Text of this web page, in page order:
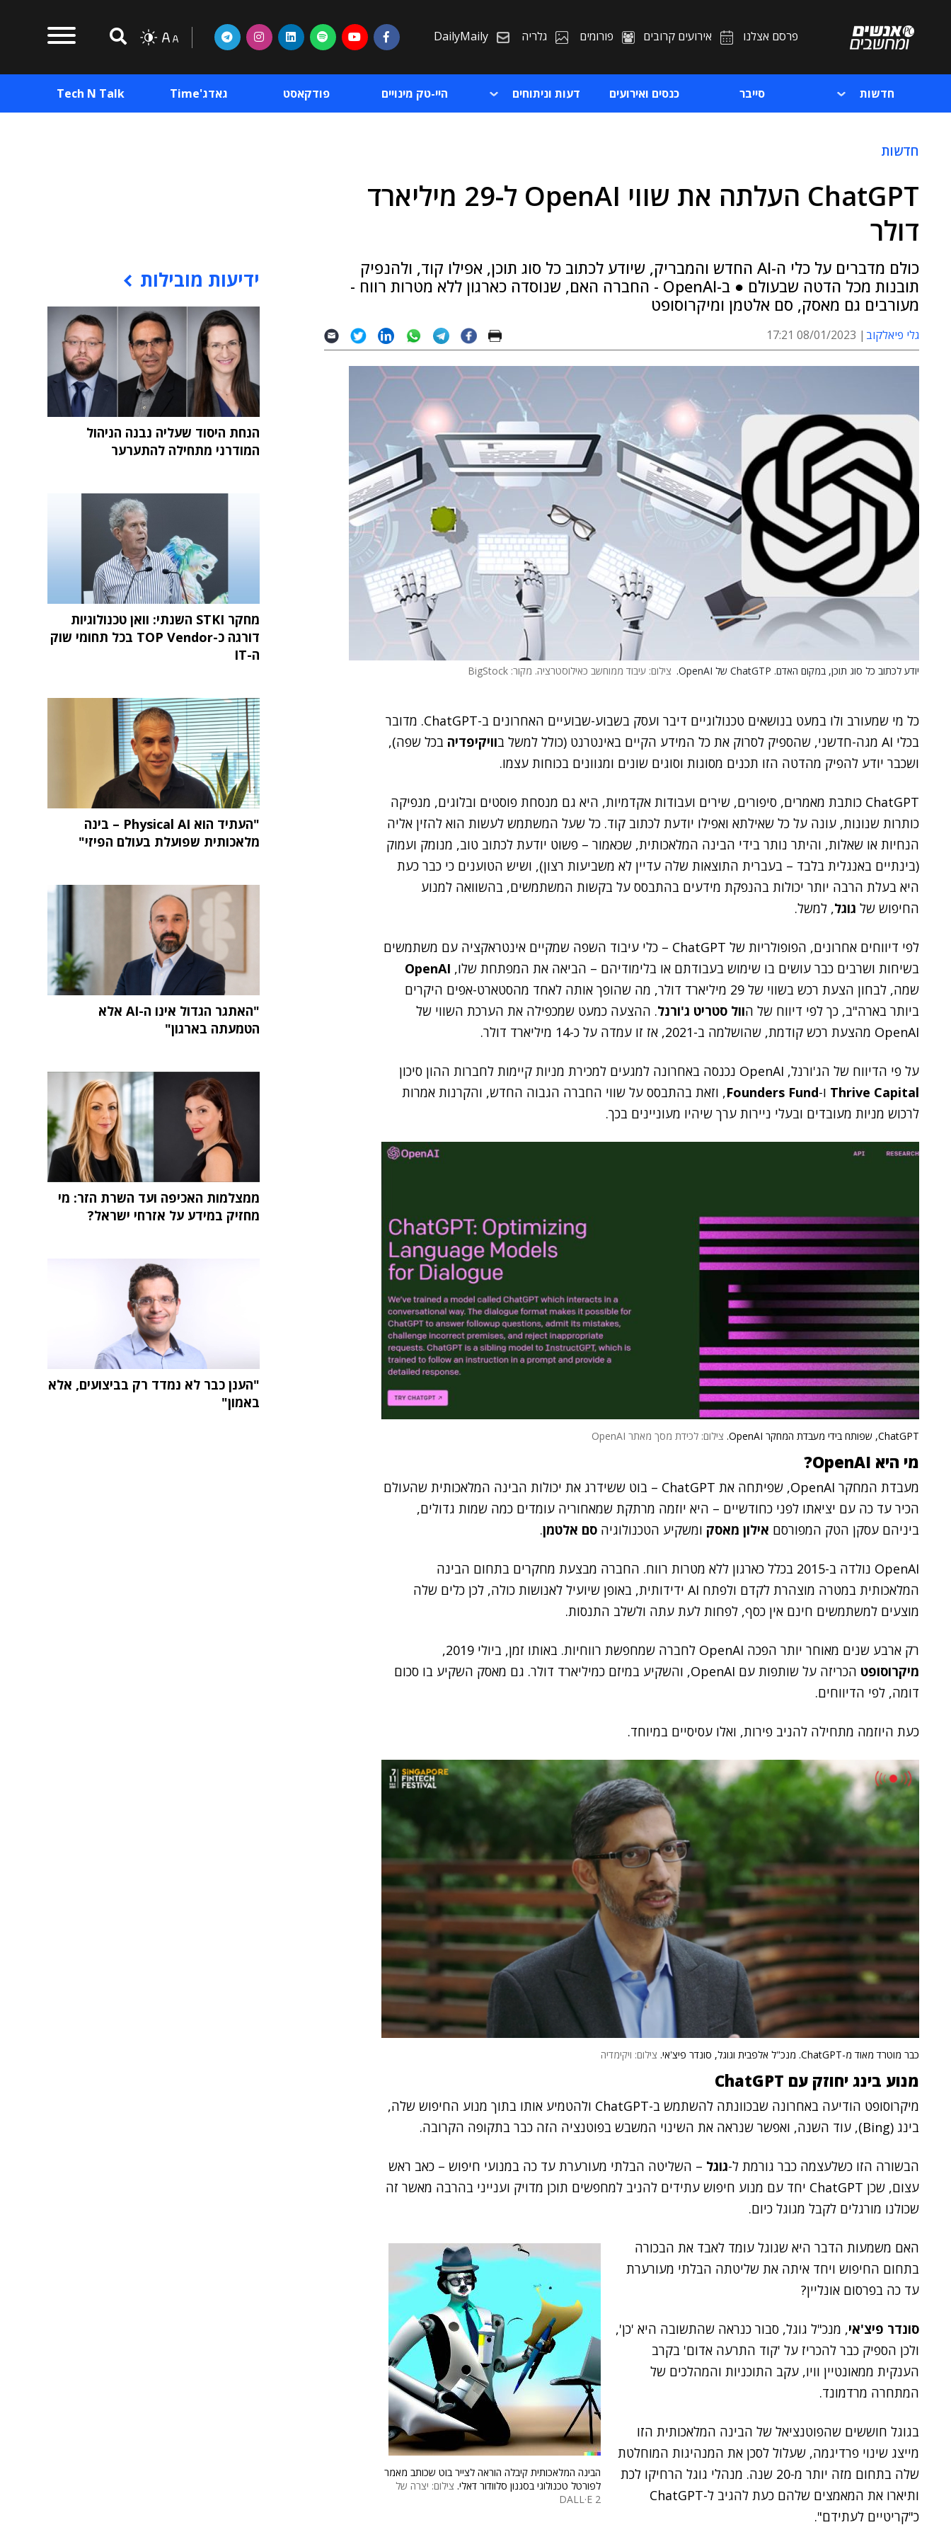
פרסם אצלנו אירועים קרובים פורומים גלריה DailyMaily
חדשות סייבר כנסים ואירועים דעות וניתוחים היי-טק מינויים פודקאסט גאדג'Time Tech N Talk
חדשות
ChatGPT העלתה את שווי OpenAI ל-29 מיליארד
דולר
כולם מדברים על כלי ה-AI החדש והמבריק, שיודע לכתוב כל סוג תוכן, אפילו קוד, ולהנפיק
תובנות מכל הדטה שבעולם ● ב-OpenAI - החברה האם, שנוסדה כארגון ללא מטרות רווח -
מעורבים גם מאסק, סם אלטמן ומיקרוסופט
גלי פיאלקוב 08/01/2023 17:21
יודע לכתוב כל סוג תוכן, במקום האדם. ChatGTP של OpenAI. צילום: עיבוד ממוחשב כאילוסטרציה. מקור: BigStock
כל מי שמעורב ולו במעט בנושאים טכנולוגיים דיבר ועסק בשבוע-שבועיים האחרונים ב-ChatGPT. מדובר
בכלי AI מגה-חדשני, שהספיק לסרוק את כל המידע הקיים באינטרנט (כולל למשל ב
וויקיפדיה בכל שפה),
ושכבר יודע להפיק מהדטה הזו תכנים מסוגות וסוגים שונים ומגוונים בכוחות עצמו.
ChatGPT כותבת מאמרים, סיפורים, שירים ועבודות אקדמיות, היא גם מנסחת פוסטים ובלוגים, מנפיקה
כותרות שנונות, עונה על כל שאילתא ואפילו יודעת לכתוב קוד. כל שעל המשתמש לעשות הוא להזין אליה
הנחיות או שאלות, והיתר נותר בידי הבינה המלאכותית, שכאמור – פשוט יודעת לכתוב טוב, מנומק ועמוק
(בינתיים באנגלית בלבד – בעברית התוצאות שלה עדיין לא משביעות רצון), ושיש הטוענים כי כבר כעת
היא בעלת הרבה יותר יכולות בהנפקת מידעים בהתבסס על בקשות המשתמשים, בהשוואה למנוע
החיפוש של גוגל, למשל.
לפי דיווחים אחרונים, הפופולריות של ChatGPT – כלי עיבוד השפה שמקיים אינטראקציה עם משתמשים
בשיחות ושרבים כבר עושים בו שימוש בעבודתם או בלימודיהם – הביאה את המפתחת שלו, OpenAI
שמה, לבחון הצעת רכש בשווי של 29 מיליארד דולר, מה שהופך אותה לאחד מהסטארט-אפים היקרים
ביותר בארה"ב, כך לפי דיווח של הוול סטריט ג'ורנל. ההצעה כמעט שמכפילה את הערכת השווי של
OpenAI מהצעת רכש קודמת, שהושלמה ב-2021, אז זו עמדה על כ-14 מיליארד דולר.
על פי הדיווח של הג'ורנל, OpenAI נכנסה באחרונה למגעים למכירת מניות קיימות לחברות ההון סיכון
Thrive Capital ו-Founders Fund, וזאת בהתבסס על שווי החברה הגבוה החדש, והקרנות אמרות
לרכוש מניות מעובדים ובעלי ניירות ערך שיהיו מעוניינים בכך.
ChatGPT, שפותח בידי מעבדת המחקר OpenAI. צילום: לכידת מסך מאתר OpenAI
מי היא OpenAI?
מעבדת המחקר OpenAI, שפיתחה את ChatGPT – בוט ששידרג את יכולות הבינה המלאכותית שהעולם
הכיר עד כה עם יציאתו לפני כחודשיים – היא יוזמה מרתקת שמאחוריה עומדים כמה שמות גדולים,
ביניהם עסקן הטק המפורסם אילון מאסק ומשקיע הטכנולוגיה סם אלטמן.
OpenAI נולדה ב-2015 בכלל כארגון ללא מטרות רווח. החברה מבצעת מחקרים בתחום הבינה
המלאכותית במטרה מוצהרת לקדם ולפתח AI ידידותית, באופן שיועיל לאנושות כולה, לכן כלים שלה
מוצעים למשתמשים חינם אין כסף, לפחות לעת עתה ולשלב התנסות.
רק ארבע שנים מאוחר יותר הפכה OpenAI לחברה שמחפשת רווחיות. באותו זמן, ביולי 2019,
מיקרוסופט
הכריזה על שותפות עם OpenAI, והשקיע במיזם כמיליארד דולר. גם מאסק השקיע בו סכום
דומה, לפי הדיווחים.
כעת היוזמה מתחילה להניב פירות, ואלו עסיסיים במיוחד.
כבר מוטרד מאוד מ-ChatGPT. מנכ"ל אלפבית וגוגל, סונדר פיצ'אי. צילום: ויקימדיה
מנוע בינג יחוזק עם ChatGPT
מיקרוסופט הודיעה באחרונה שבכוונתה להשתמש ב-ChatGPT ולהטמיע אותו בתוך מנוע החיפוש שלה,
בינג (Bing), עוד השנה, ואפשר שנראה את השינוי המשבש בפוטנציה הזה כבר בתקופה הקרובה.
הבשורה הזו כשלעצמה כבר גורמת ל-גוגל – השליטה הבלתי מעורערת עד כה במנועי חיפוש – כאב ראש
עצום, שכן ChatGPT יחד עם מנוע חיפוש עתידים להניב למחפשים תוכן מדויק וענייני בהרבה מאשר זה
שכולנו מורגלים לקבל מגוגל כיום.
הבינה המלאכותית קיבלה הוראה לצייר בוט שכותב מאמר
לפורטל טכנולוגי בסגנון סלוודור דאלי. צילום: יצרה של
DALL·E 2
האם משמעות הדבר היא שגוגל עומד לאבד את הבכורה
בתחום החיפוש ויחד איתה את שליטתה הבלתי מעורערת
עד כה בפרסום אונליין?
סונדר פיצ'אי, מנכ"ל גוגל, סבור כנראה שהתשובה היא 'כן',
ולכן הספיק כבר להכריז על 'קוד התרעה אדום' בקרב
הענקית ממאונטיין וויו, עקב התוכניות והמהלכים של
המתחרה מרדמונד.
בגוגל חוששים שהפוטנציאל של הבינה המלאכותית הזו
מייצג שינוי פרדיגמה, שעלול לסכן את המנהיגות המוחלטת
שלה בתחום מזה יותר מ-20 שנה. מנהלי גוגל הרחיקו לכת
ותיארו את המאמצים שלהם כעת להגיב ל-ChatGPT
כ"קריטיים לעתידם".
ידיעות מובילות
הנחת היסוד שעליה נבנה הניהול
המודרני מתחילה להתערער
מחקר STKI השנתי: וואן טכנולוגיות
דורגה כ-TOP Vendor בכל תחומי שוק
ה-IT
"העתיד הוא Physical AI – בינה
מלאכותית שפועלת בעולם הפיזי"
"האתגר הגדול אינו ה-AI אלא
הטמעתה בארגון"
ממצלמות האכיפה ועד השרת הזר: מי
מחזיק במידע על אזרחי ישראל?
"הענן כבר לא נמדד רק בביצועים, אלא
באמון"